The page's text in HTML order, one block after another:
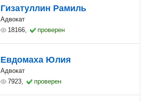
Гизатуллин Рамиль
Адвокат
18166,
проверен
Евдомаха Юлия
Адвокат
7923,
проверен